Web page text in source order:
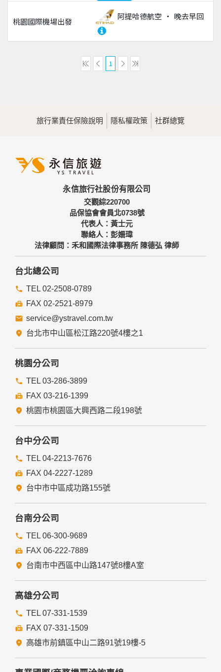
桃園國際機場出發
阿提哈德航空 晚去早回
1
旅行業責任保險說明 隱私權政策 社群總覽
永信旅行社股份有限公司
交觀綜220700
品保協會會員北0738號
代表人：黃士元
聯絡人：彭姍瑋
法律顧問：禾和國際法律事務所 陳德弘 律師
台北總公司
TEL 02-2508-0789
FAX 02-2521-8979
service@ystravel.com.tw
台北市中山區松江路220號4樓之1
桃園分公司
TEL 03-286-3899
FAX 03-216-1399
桃園市桃園區大興西路二段198號
台中分公司
TEL 04-2213-7676
FAX 04-2227-1289
台中市中區成功路155號
台南分公司
TEL 06-300-9689
FAX 06-222-7889
台南市中西區中山路147號8樓A室
高雄分公司
TEL 07-331-1539
FAX 07-331-1509
高雄市前鎮區中山二路91號19樓-5